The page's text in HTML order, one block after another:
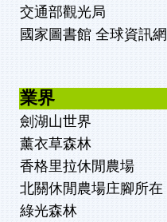
交通部觀光局
國家圖書館 全球資訊網
業界
劍湖山世界
薰衣草森林
香格里拉休閒農場
北關休閒農場庄腳所在
綠光森林